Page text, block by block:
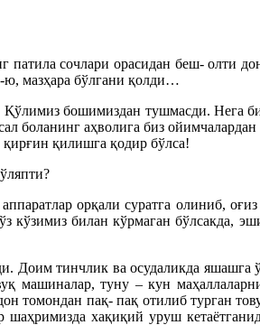
патила сочлари орасидан беш- олти
ю, мазҳара бўлгани қолди…
бошимиздан тушмасди. Нега
боланинг аҳволига биз
қилишга қодир бўлса!
орқали суратга олиниб,
кўзимиз билан кўрмаган бўлсакда,
Доим тинчлик ва осудаликда яшашга
машиналар, туну – кун
томондан пақ- пақ отилиб турган
шаҳримизда хақиқий уруш